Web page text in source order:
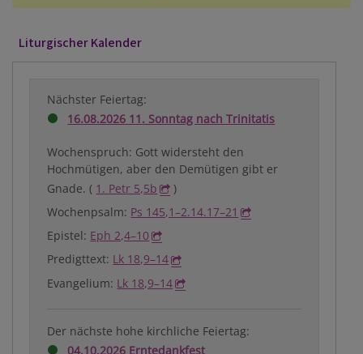
Liturgischer Kalender
Nächster Feiertag:
16.08.2026 11. Sonntag nach Trinitatis
Wochenspruch: Gott widersteht den
Hochmütigen, aber den Demütigen gibt er
Gnade. ( 1. Petr 5,5b
)
Wochenpsalm: Ps 145,1–2.14.17–21
Epistel: Eph 2,4–10
Predigttext: Lk 18,9–14
Evangelium: Lk 18,9–14
Der nächste hohe kirchliche Feiertag:
04.10.2026 Erntedankfest